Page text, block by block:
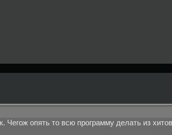
Чегож опять то всю программу делать из